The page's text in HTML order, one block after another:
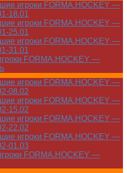
игроки FORMA.HOCKEY —
18.01
игроки FORMA.HOCKEY —
25.01
игроки FORMA.HOCKEY —
31.01
FORMA.HOCKEY —
игроки FORMA.HOCKEY —
08.02
игроки FORMA.HOCKEY —
15.02
игроки FORMA.HOCKEY —
22.02
игроки FORMA.HOCKEY —
01.03
FORMA.HOCKEY —